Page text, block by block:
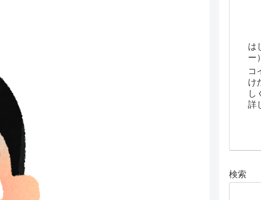
は
ー
コ
け
し
詳
検索